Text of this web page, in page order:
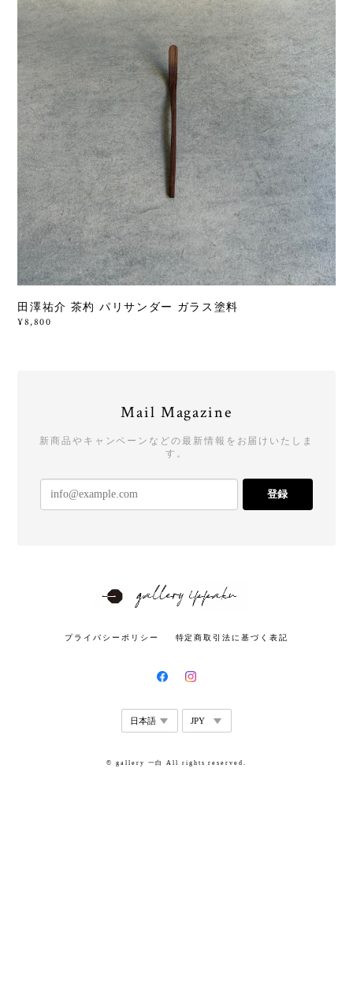
田澤祐介 茶杓 パリサンダー ガラス塗料
¥8,800
Mail Magazine
新商品やキャンペーンなどの最新情報をお届けいたしま
す。
登録
プライバシーポリシー 特定商取引法に基づく表記
© gallery 一白 All rights reserved.